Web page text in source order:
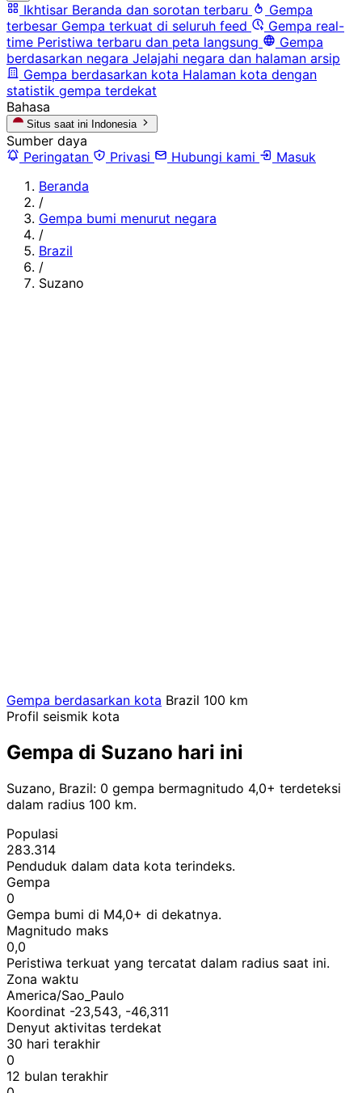
Ikhtisar Beranda dan sorotan terbaru
Gempa
terbesar Gempa terkuat di seluruh feed
Gempa real-
time Peristiwa terbaru dan peta langsung
Gempa
berdasarkan negara Jelajahi negara dan halaman arsip
Gempa berdasarkan kota Halaman kota dengan
statistik gempa terdekat
Bahasa
Situs saat ini Indonesia
Sumber daya
Peringatan
Privasi Hubungi kami
Masuk
Beranda
/
Gempa bumi menurut negara
/
Brazil
/
Suzano
Gempa berdasarkan kota Brazil 100 km
Profil seismik kota
Gempa di Suzano hari ini
Suzano, Brazil: 0 gempa bermagnitudo 4,0+ terdeteksi
dalam radius 100 km.
Populasi
283.314
Penduduk dalam data kota terindeks.
Gempa
0
Gempa bumi di M4,0+ di dekatnya.
Magnitudo maks
0,0
Peristiwa terkuat yang tercatat dalam radius saat ini.
Zona waktu
America/Sao_Paulo
Koordinat -23,543, -46,311
Denyut aktivitas terdekat
30 hari terakhir
0
12 bulan terakhir